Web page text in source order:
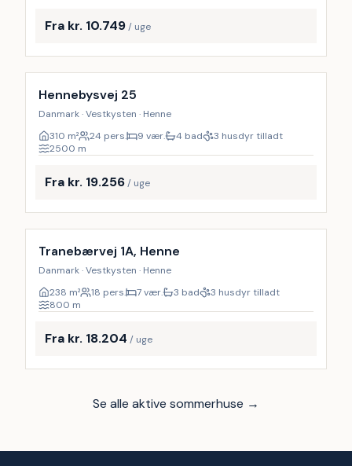
Fra kr. 10.749/ uge
Inkl. rengøring
Hennebysvej 25
Danmark · Vestkysten · Henne
310 m² 24 pers. 9 vær. 4 bad
3 husdyr tilladt
2500 m
Fra kr. 19.256/ uge
Inkl. rengøring
Tranebærvej 1A, Henne
Danmark · Vestkysten · Henne
238 m² 18 pers. 7 vær. 3 bad
3 husdyr tilladt
800 m
Fra kr. 18.204 / uge
Se alle aktive sommerhuse →